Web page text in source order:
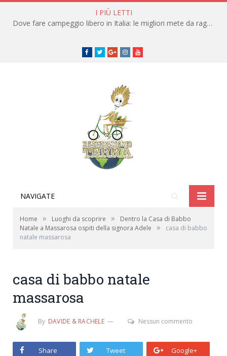
I PIÙ LETTI
Dove fare campeggio libero in Italia: le migliori mete da raggiungere in traghetto
Facebook
TwitterGoogle+instagramyoutube
NAVIGATE
Home » Luoghi da scoprire »
Dentro la Casa di Babbo
Natale a Massarosa ospiti della signora Adele
»
casa di babbo
natale massarosa
casa di babbo natale
massarosa
By DAVIDE & RACHELE Nessun commento
Share Tweet Google+